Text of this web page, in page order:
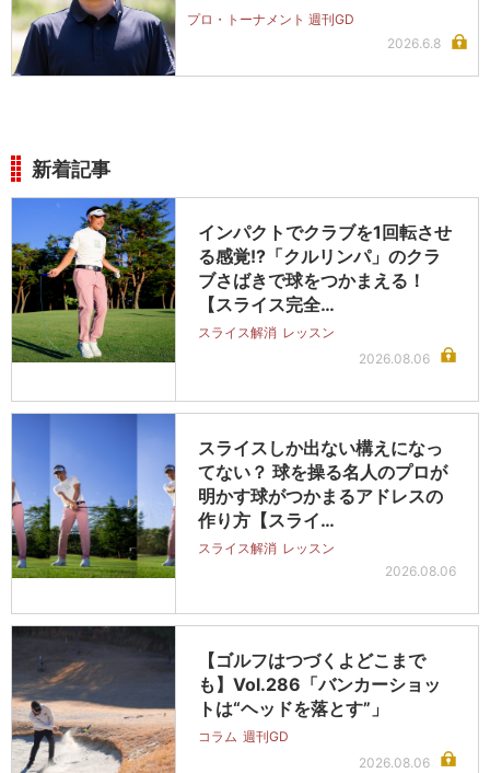
プロ・トーナメント 週刊GD
2026.6.8
新着記事
インパクトでクラブを1回転させ
る感覚!?「クルリンパ」のクラ
ブさばきで球をつかまえる！
【スライス完全…
スライス解消 レッスン
2026.08.06
スライスしか出ない構えになっ
てない？ 球を操る名人のプロが
明かす球がつかまるアドレスの
作り方【スライ…
スライス解消 レッスン
2026.08.06
【ゴルフはつづくよどこまで
も】Vol.286「バンカーショッ
トは“ヘッドを落とす”」
コラム 週刊GD
2026.08.06